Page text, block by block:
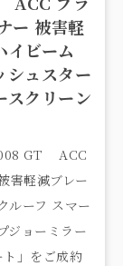
ー 被害軽
イビーム
シュスター
スクリーン
GT ACC
害軽減ブレー
ルーフ スマー
ジョーミラー
」をご成約